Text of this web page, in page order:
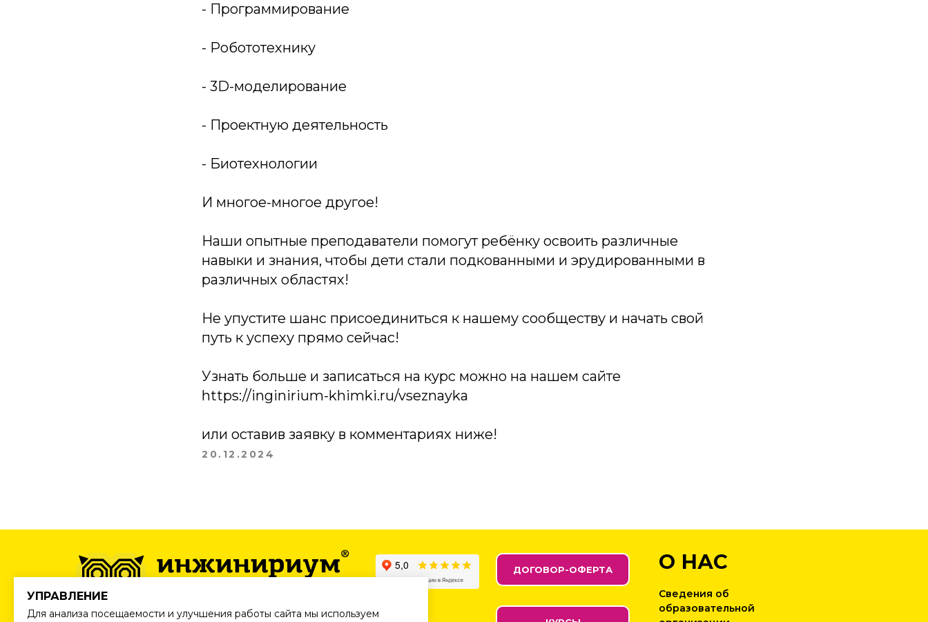
- Программирование
- Робототехнику
- 3D-моделирование
- Проектную деятельность
- Биотехнологии
И многое-многое другое!
Наши опытные преподаватели помогут ребёнку освоить различные
навыки и знания, чтобы дети стали подкованными и эрудированными в
различных областях!
Не упустите шанс присоединиться к нашему сообществу и начать свой
путь к успеху прямо сейчас!
Узнать больше и записаться на курс можно на нашем сайте
https://inginirium-khimki.ru/vseznayka
или оставив заявку в комментариях ниже!
20.12.2024
Все товарные знаки являются собственностью их
О НАС
Сведения об
образовательной
ДОГОВОР-ОФЕРТА
УПРАВЛЕНИЕ
Для анализа посещаемости и улучшения работы сайта мы используем